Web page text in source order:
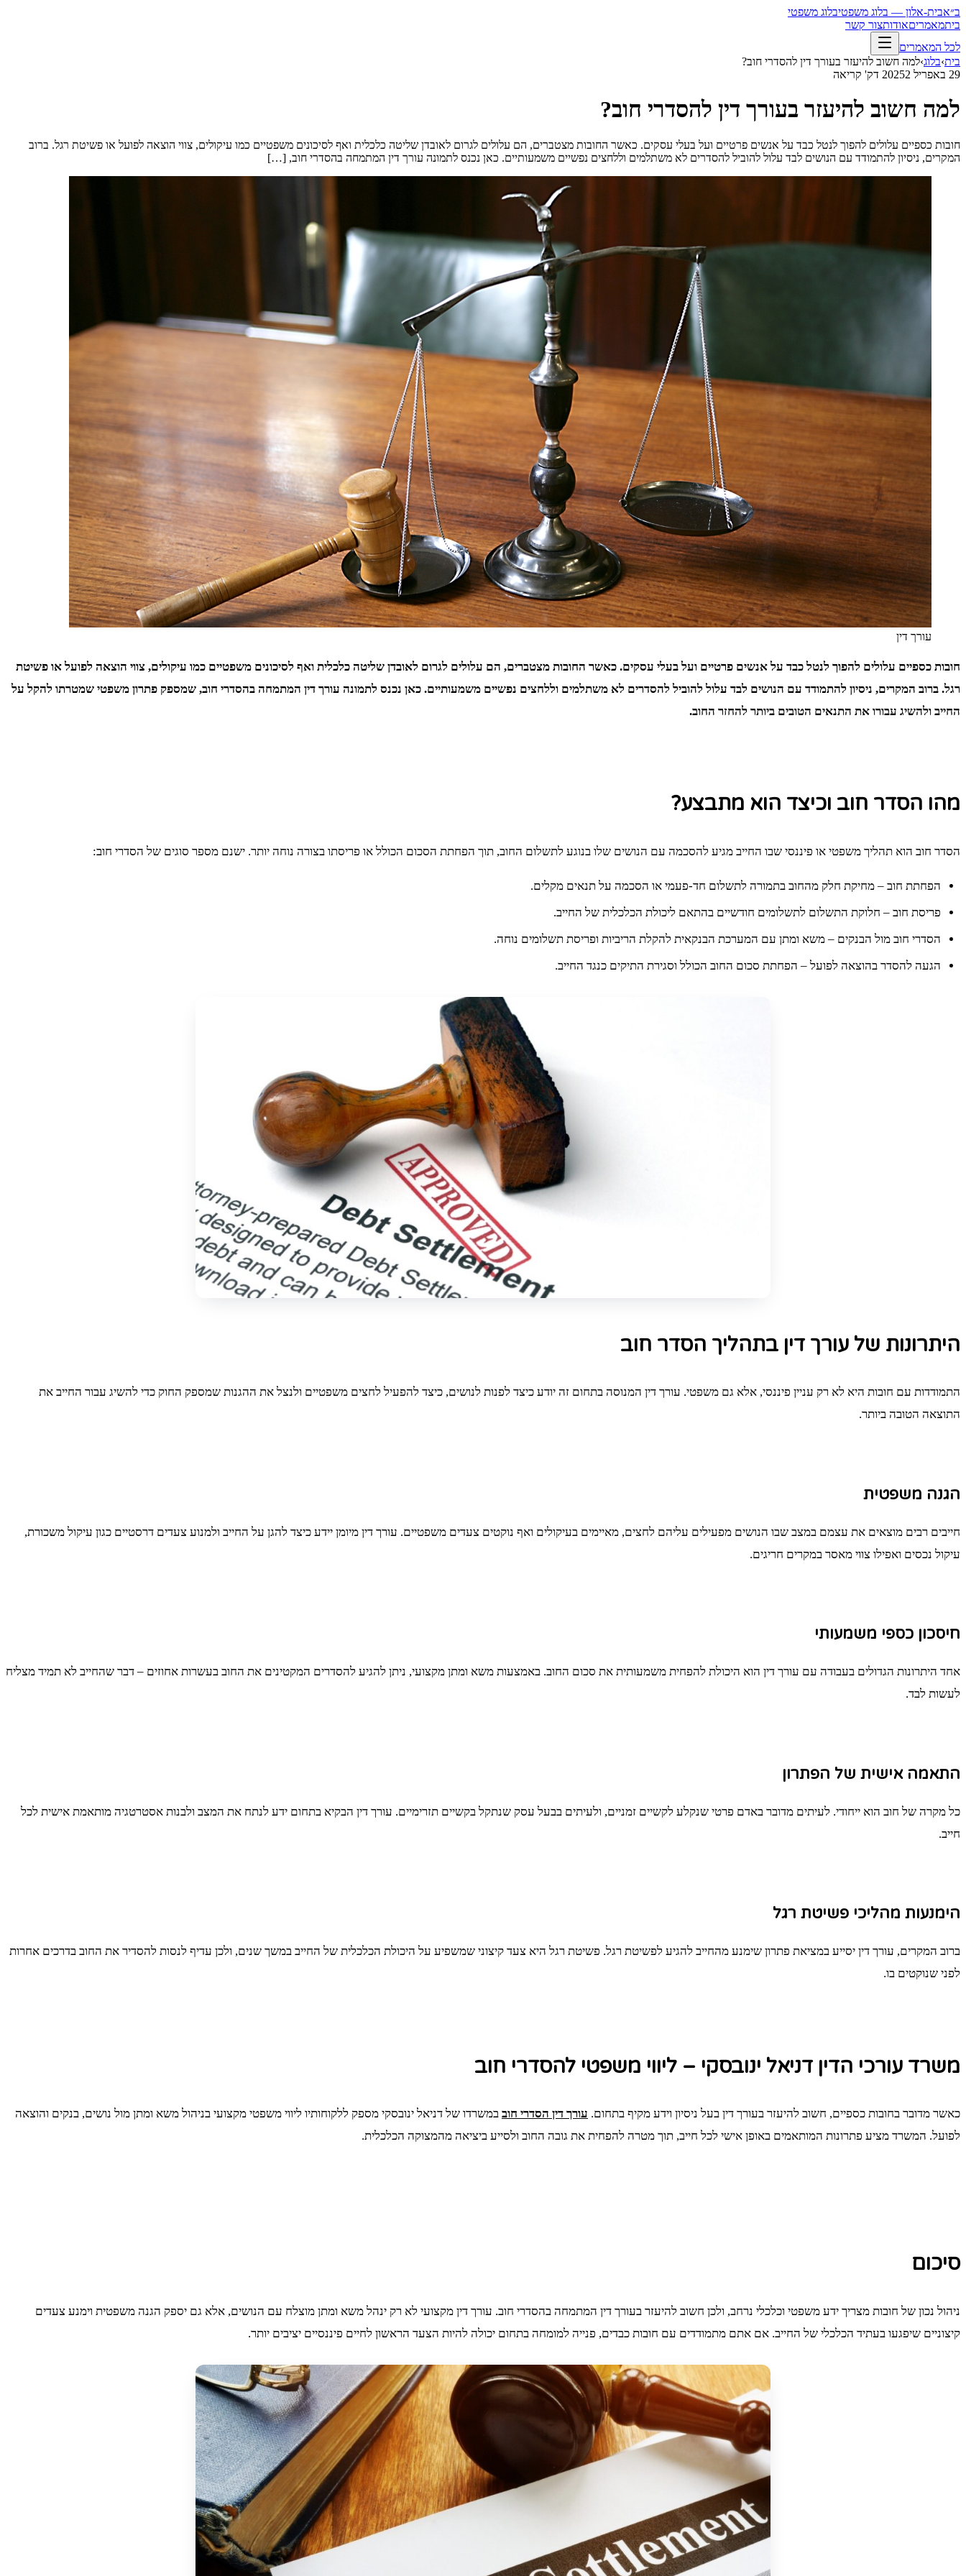
ב״אבית-אלון — בלוג משפטיבלוג משפטי
ביתמאמריםאודותצור קשר
לכל המאמרים
בית›בלוג›למה חשוב להיעזר בעורך דין להסדרי חוב?
29 באפריל 2025
2 דק' קריאה
למה חשוב להיעזר בעורך דין להסדרי חוב?
חובות כספיים עלולים להפוך לנטל כבד על אנשים פרטיים ועל בעלי עסקים. כאשר החובות מצטברים, הם עלולים לגרום לאובדן שליטה כלכלית ואף לסיכונים משפטיים כמו עיקולים, צווי הוצאה לפועל או פשיטת רגל. ברוב
המקרים, ניסיון להתמודד עם הנושים לבד עלול להוביל להסדרים לא משתלמים וללחצים נפשיים משמעותיים. כאן נכנס לתמונה עורך דין המתמחה בהסדרי חוב, […]
עורך דין
חובות כספיים עלולים להפוך לנטל כבד על אנשים פרטיים ועל בעלי עסקים. כאשר החובות מצטברים, הם עלולים לגרום לאובדן שליטה כלכלית ואף לסיכונים משפטיים כמו עיקולים, צווי הוצאה לפועל או פשיטת
רגל. ברוב המקרים, ניסיון להתמודד עם הנושים לבד עלול להוביל להסדרים לא משתלמים וללחצים נפשיים משמעותיים. כאן נכנס לתמונה עורך דין המתמחה בהסדרי חוב, שמספק פתרון משפטי שמטרתו להקל על
החייב ולהשיג עבורו את התנאים הטובים ביותר להחזר החוב.
מהו הסדר חוב וכיצד הוא מתבצע?
הסדר חוב הוא תהליך משפטי או פיננסי שבו החייב מגיע להסכמה עם הנושים שלו בנוגע לתשלום החוב, תוך הפחתת הסכום הכולל או פריסתו בצורה נוחה יותר. ישנם מספר סוגים של הסדרי חוב:
הפחתת חוב – מחיקת חלק מהחוב בתמורה לתשלום חד-פעמי או הסכמה על תנאים מקלים.
פריסת חוב – חלוקת התשלום לתשלומים חודשיים בהתאם ליכולת הכלכלית של החייב.
הסדרי חוב מול הבנקים – משא ומתן עם המערכת הבנקאית להקלת הריביות ופריסת תשלומים נוחה.
הגעה להסדר בהוצאה לפועל – הפחתת סכום החוב הכולל וסגירת התיקים כנגד החייב.
היתרונות של עורך דין בתהליך הסדר חוב
התמודדות עם חובות היא לא רק עניין פיננסי, אלא גם משפטי. עורך דין המנוסה בתחום זה יודע כיצד לפנות לנושים, כיצד להפעיל לחצים משפטיים ולנצל את ההגנות שמספק החוק כדי להשיג עבור החייב את
התוצאה הטובה ביותר.
הגנה משפטית
חייבים רבים מוצאים את עצמם במצב שבו הנושים מפעילים עליהם לחצים, מאיימים בעיקולים ואף נוקטים צעדים משפטיים. עורך דין מיומן יידע כיצד להגן על החייב ולמנוע צעדים דרסטיים כגון עיקול משכורת,
עיקול נכסים ואפילו צווי מאסר במקרים חריגים.
חיסכון כספי משמעותי
אחד היתרונות הגדולים בעבודה עם עורך דין הוא היכולת להפחית משמעותית את סכום החוב. באמצעות משא ומתן מקצועי, ניתן להגיע להסדרים המקטינים את החוב בעשרות אחוזים – דבר שהחייב לא תמיד מצליח
לעשות לבד.
התאמה אישית של הפתרון
כל מקרה של חוב הוא ייחודי. לעיתים מדובר באדם פרטי שנקלע לקשיים זמניים, ולעיתים בבעל עסק שנתקל בקשיים תזרימיים. עורך דין הבקיא בתחום ידע לנתח את המצב ולבנות אסטרטגיה מותאמת אישית לכל
חייב.
הימנעות מהליכי פשיטת רגל
ברוב המקרים, עורך דין יסייע במציאת פתרון שימנע מהחייב להגיע לפשיטת רגל. פשיטת רגל היא צעד קיצוני שמשפיע על היכולת הכלכלית של החייב במשך שנים, ולכן עדיף לנסות להסדיר את החוב בדרכים אחרות
לפני שנוקטים בו.
משרד עורכי הדין דניאל ינובסקי – ליווי משפטי להסדרי חוב
כאשר מדובר בחובות כספיים, חשוב להיעזר בעורך דין בעל ניסיון וידע מקיף בתחום. עורך דין הסדרי חוב במשרדו של דניאל ינובסקי מספק ללקוחותיו ליווי משפטי מקצועי בניהול משא ומתן מול נושים, בנקים והוצאה
לפועל. המשרד מציע פתרונות המותאמים באופן אישי לכל חייב, תוך מטרה להפחית את גובה החוב ולסייע ביציאה מהמצוקה הכלכלית.
סיכום
ניהול נכון של חובות מצריך ידע משפטי וכלכלי נרחב, ולכן חשוב להיעזר בעורך דין המתמחה בהסדרי חוב. עורך דין מקצועי לא רק ינהל משא ומתן מוצלח עם הנושים, אלא גם יספק הגנה משפטית וימנע צעדים
קיצוניים שיפגעו בעתיד הכלכלי של החייב. אם אתם מתמודדים עם חובות כבדים, פנייה למומחה בתחום יכולה להיות הצעד הראשון לחיים פיננסיים יציבים יותר.